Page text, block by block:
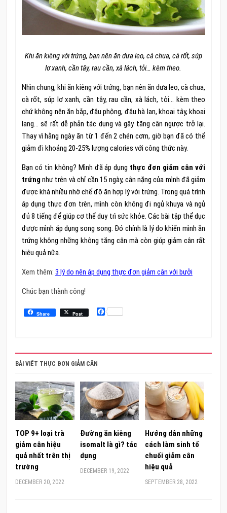
Khi ăn kiêng với trứng, bạn nên ăn dưa leo, cà chua, cà rốt, súp
lơ xanh, cần tây, rau cần, xà lách, tỏi… kèm theo.
Nhìn chung, khi ăn kiêng với trứng, bạn nên ăn dưa leo, cà chua,
cà rốt, súp lơ xanh, cần tây, rau cần, xà lách, tỏi… kèm theo
chứ không nên ăn bắp, đậu phộng, đậu hà lan, khoai tây, khoai
lang… sẽ rất dễ phản tác dụng và gây tăng cân ngược trở lại.
Thay vì hằng ngày ăn từ 1 đến 2 chén cơm, giờ bạn đã có thể
giảm đi khoảng 20-25% lượng calories với công thức này.
Bạn có tin không? Mình đã áp dụng thực đơn giảm cân với
trứngnhư trên và chỉ cần 15 ngày, cân nặng của mình đã giảm
được khá nhiều nhờ chế độ ăn hợp lý với trứng. Trong quá trình
áp dụng thực đơn trên, mình còn không đi ngủ khuya và ngủ
đủ 8 tiếng để giúp cơ thể duy trì sức khỏe. Các bài tập thể dục
được mình áp dụng song song. Đó chính là lý do khiến mình ăn
trứng không những không tăng cân mà còn giúp giảm cân rất
hiệu quả nữa.
Xem thêm: 3 lý do nên áp dụng thực đơn giảm cân với bưởi
Chúc bạn thành công!
Share Post Facebook
BÀI VIẾT THỰC ĐƠN GIẢM CÂN
TOP 9+ loại trà
giảm cân hiệu
quả nhất trên thị
trường
DECEMBER 20, 2022
Đường ăn kiêng
isomalt là gì? tác
dụng
DECEMBER 19, 2022
Hướng dẫn những
cách làm sinh tố
chuối giảm cân
hiệu quả
SEPTEMBER 28, 2022